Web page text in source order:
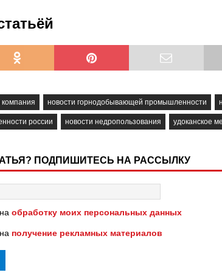
компания новости горнодобывающей промышленности
россии новости недропользования удоканское
ПОДПИШИТЕСЬ НА РАССЫЛКУ
обработку моих персональных данных
получение рекламных материалов